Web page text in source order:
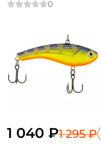
1 040 ₽1 295 ₽
Email: *